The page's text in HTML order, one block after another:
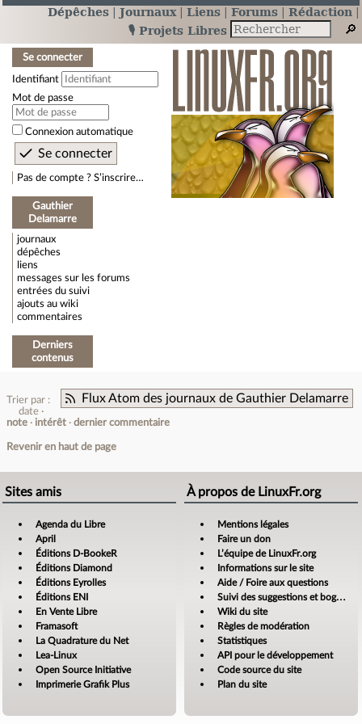
Dépêches Journaux Liens Forums
Rédaction
🎙️ Projets Libres
Se connecter
Identifiant
Mot de passe
Connexion automatique
Pas de compte ? S’inscrire…
Gauthier
Delamarre
journaux
dépêches
liens
messages sur les forums
entrées du suivi
ajouts au wiki
commentaires
Derniers
contenus
Flux Atom des journaux de Gauthier Delamarre
Trier par :
date
note
intérêt dernier commentaire
Revenir en haut de page
Sites amis
Agenda du Libre
April
Éditions D-BookeR
Éditions Diamond
Éditions Eyrolles
Éditions ENI
En Vente Libre
Framasoft
La Quadrature du Net
Lea-Linux
Open Source Initiative
Imprimerie Grafik Plus
À propos de LinuxFr.org
Mentions légales
Faire un don
L’équipe de LinuxFr.org
Informations sur le site
Aide / Foire aux questions
Suivi des suggestions et bogues
Wiki du site
Règles de modération
Statistiques
API pour le développement
Code source du site
Plan du site